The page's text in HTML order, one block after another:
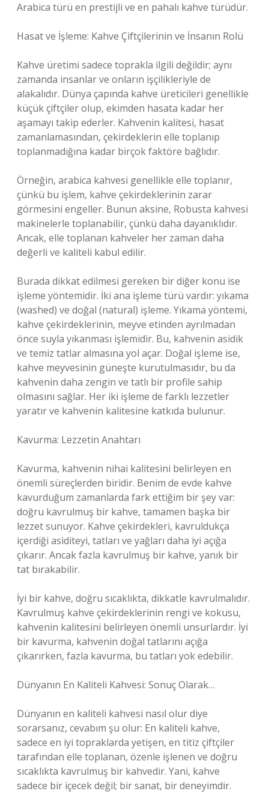
Arabica türü en prestijli ve en pahalı kahve türüdür.
Hasat ve İşleme: Kahve Çiftçilerinin ve İnsanın Rolü
Kahve üretimi sadece toprakla ilgili değildir; aynı
zamanda insanlar ve onların işçilikleriyle de
alakalıdır. Dünya çapında kahve üreticileri genellikle
küçük çiftçiler olup, ekimden hasata kadar her
aşamayı takip ederler. Kahvenin kalitesi, hasat
zamanlamasından, çekirdeklerin elle toplanıp
toplanmadığına kadar birçok faktöre bağlıdır.
Örneğin, arabica kahvesi genellikle elle toplanır,
çünkü bu işlem, kahve çekirdeklerinin zarar
görmesini engeller. Bunun aksine, Robusta kahvesi
makinelerle toplanabilir, çünkü daha dayanıklıdır.
Ancak, elle toplanan kahveler her zaman daha
değerli ve kaliteli kabul edilir.
Burada dikkat edilmesi gereken bir diğer konu ise
işleme yöntemidir. İki ana işleme türü vardır: yıkama
(washed) ve doğal (natural) işleme. Yıkama yöntemi,
kahve çekirdeklerinin, meyve etinden ayrılmadan
önce suyla yıkanması işlemidir. Bu, kahvenin asidik
ve temiz tatlar almasına yol açar. Doğal işleme ise,
kahve meyvesinin güneşte kurutulmasıdır, bu da
kahvenin daha zengin ve tatlı bir profile sahip
olmasını sağlar. Her iki işleme de farklı lezzetler
yaratır ve kahvenin kalitesine katkıda bulunur.
Kavurma: Lezzetin Anahtarı
Kavurma, kahvenin nihai kalitesini belirleyen en
önemli süreçlerden biridir. Benim de evde kahve
kavurduğum zamanlarda fark ettiğim bir şey var:
doğru kavrulmuş bir kahve, tamamen başka bir
lezzet sunuyor. Kahve çekirdekleri, kavruldukça
içerdiği asiditeyi, tatları ve yağları daha iyi açığa
çıkarır. Ancak fazla kavrulmuş bir kahve, yanık bir
tat bırakabilir.
İyi bir kahve, doğru sıcaklıkta, dikkatle kavrulmalıdır.
Kavrulmuş kahve çekirdeklerinin rengi ve kokusu,
kahvenin kalitesini belirleyen önemli unsurlardır. İyi
bir kavurma, kahvenin doğal tatlarını açığa
çıkarırken, fazla kavurma, bu tatları yok edebilir.
Dünyanın En Kaliteli Kahvesi: Sonuç Olarak…
Dünyanın en kaliteli kahvesi nasıl olur diye
sorarsanız, cevabım şu olur: En kaliteli kahve,
sadece en iyi topraklarda yetişen, en titiz çiftçiler
tarafından elle toplanan, özenle işlenen ve doğru
sıcaklıkta kavrulmuş bir kahvedir. Yani, kahve
sadece bir içecek değil; bir sanat, bir deneyimdir.